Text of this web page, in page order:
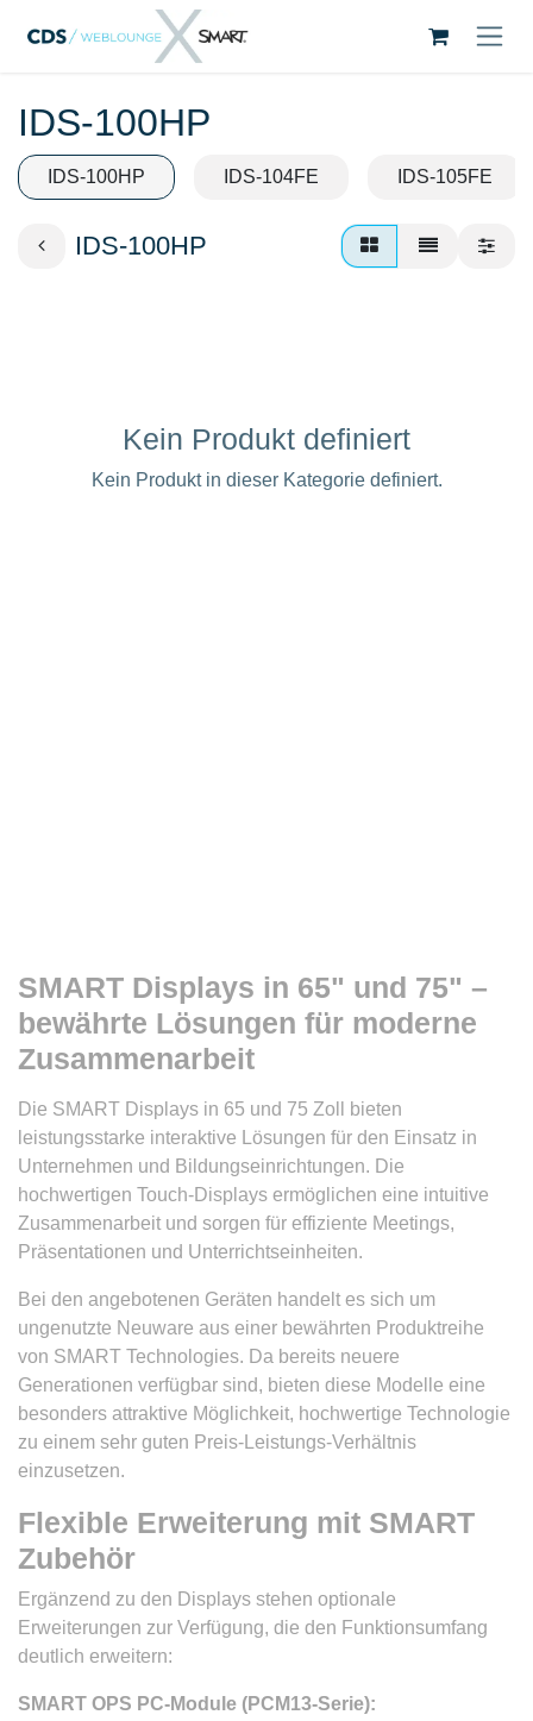
Zum Inhalt springen
IDS-100HP
IDS-100HP IDS-104FE IDS-105FE
IDS-100HP
Kein Produkt definiert
Kein Produkt in dieser Kategorie definiert.
SMART Displays in 65" und 75" –
bewährte Lösungen für moderne
Zusammenarbeit
Die SMART Displays in 65 und 75 Zoll bieten
leistungsstarke interaktive Lösungen für den Einsatz in
Unternehmen und Bildungseinrichtungen. Die
hochwertigen Touch-Displays ermöglichen eine intuitive
Zusammenarbeit und sorgen für effiziente Meetings,
Präsentationen und Unterrichtseinheiten.
Bei den angebotenen Geräten handelt es sich um
ungenutzte Neuware aus einer bewährten Produktreihe
von SMART Technologies. Da bereits neuere
Generationen verfügbar sind, bieten diese Modelle eine
besonders attraktive Möglichkeit, hochwertige Technologie
zu einem sehr guten Preis-Leistungs-Verhältnis
einzusetzen.
Flexible Erweiterung mit SMART
Zubehör
Ergänzend zu den Displays stehen optionale
Erweiterungen zur Verfügung, die den Funktionsumfang
deutlich erweitern:
SMART OPS PC-Module (PCM13-Serie):